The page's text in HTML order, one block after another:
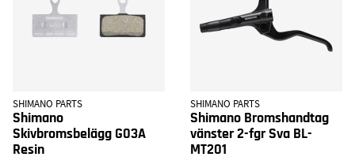
SHIMANO PARTS
Shimano
Skivbromsbelägg G03A
Resin
SHIMANO PARTS
Shimano Bromshandtag
vänster 2-fgr Sva BL-
MT201